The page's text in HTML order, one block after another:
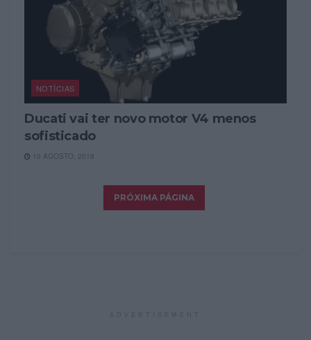
NOTÍCIAS
Ducati vai ter novo motor V4 menos
sofisticado
10 AGOSTO, 2018